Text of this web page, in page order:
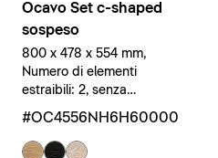
Ocavo Set c-shaped
sospeso
800 x 478 x 554 mm,
Numero di elementi
estraibili: 2, senza
Troppopieno, Rovere nero
#OC4556NH6H60000